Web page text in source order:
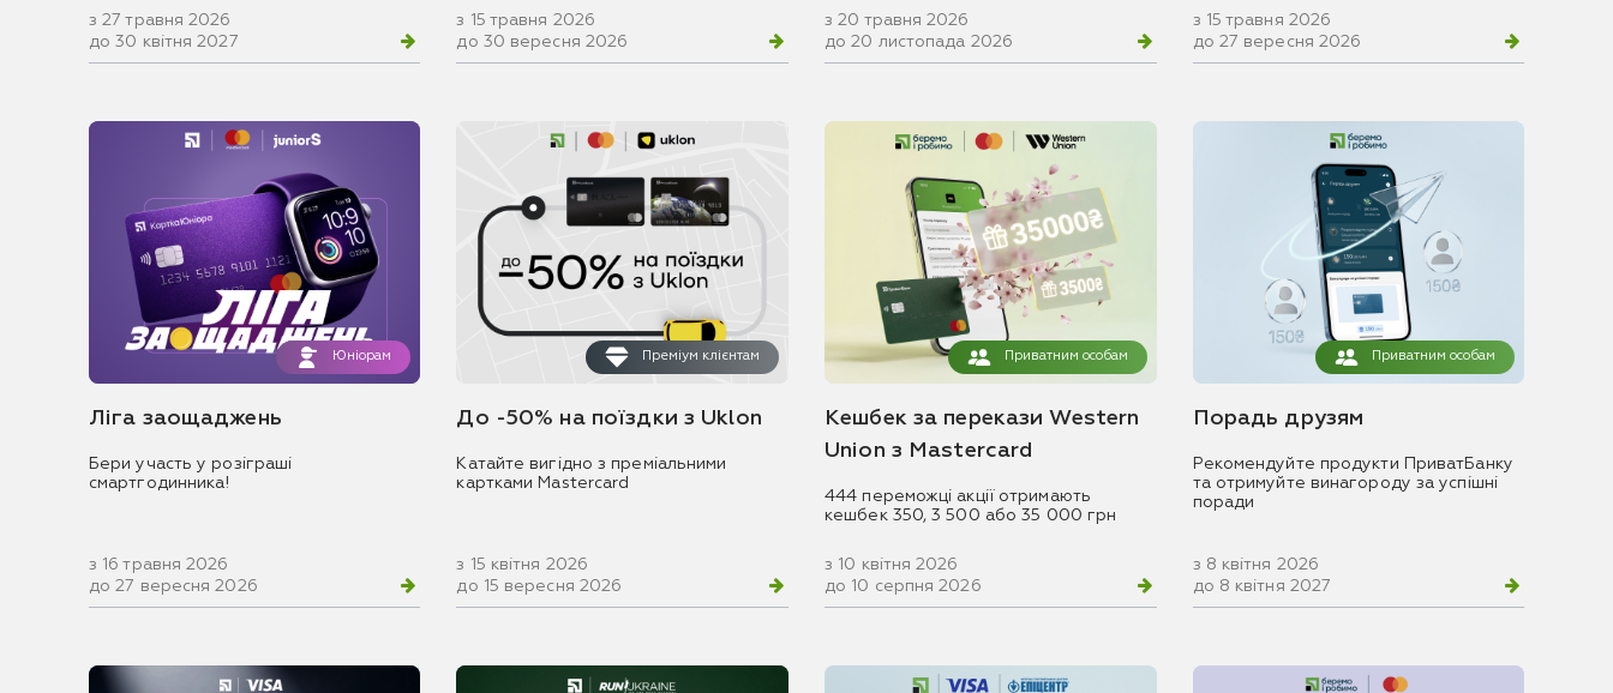
з 27 травня 2026
до 30 квітня 2027
з 15 травня 2026
до 30 вересня 2026
з 20 травня 2026
до 20 листопада 2026
з 15 травня 2026
до 27 вересня 2026
Юніорам
Ліга заощаджень
Бери участь у розіграші
смартгодинника!
з 16 травня 2026
до 27 вересня 2026
Преміум клієнтам
До -50% на поїздки з Uklon
Катайте вигідно з преміальними
картками Mastercard
з 15 квітня 2026
до 15 вересня 2026
Приватним особам
Кешбек за перекази Western
Union з Mastercard
444 переможці акції отримають
кешбек 350, 3 500 або 35 000 грн
з 10 квітня 2026
до 10 серпня 2026
Приватним особам
Порадь друзям
Рекомендуйте продукти ПриватБанку
та отримуйте винагороду за успішні
поради
з 8 квітня 2026
до 8 квітня 2027